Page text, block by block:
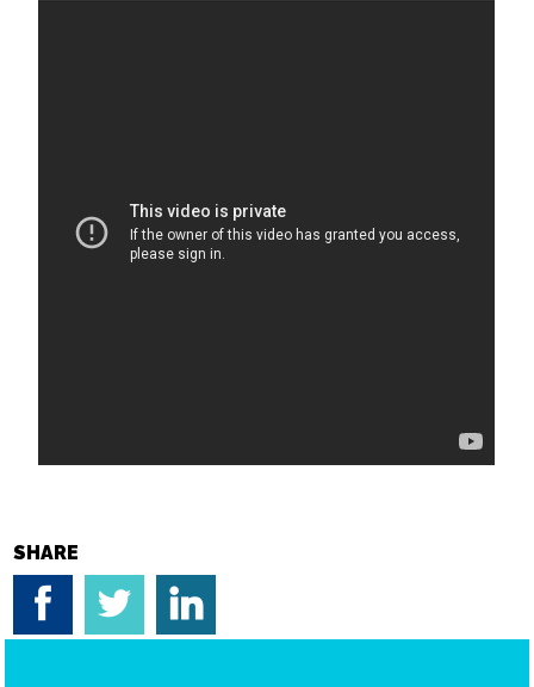
SHARE